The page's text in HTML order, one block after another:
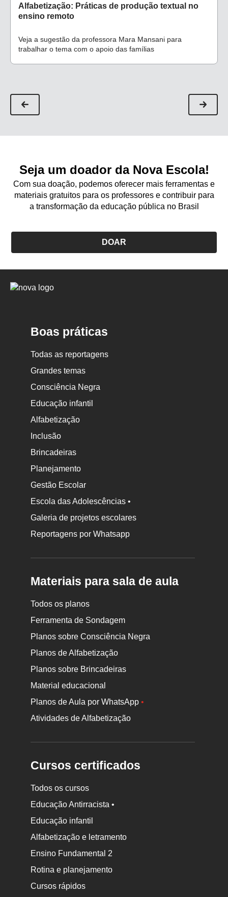
Alfabetização: Práticas de produção textual no
ensino remoto
Veja a sugestão da professora Mara Mansani para
trabalhar o tema com o apoio das famílias
Seja um doador da Nova Escola!
Com sua doação, podemos oferecer mais ferramentas e
materiais gratuitos para os professores e contribuir para
a transformação da educação pública no Brasil
DOAR
Logo
Boas práticas
Todas as reportagens
Grandes temas
Consciência Negra
Educação infantil
Alfabetização
Inclusão
Brincadeiras
Planejamento
Gestão Escolar
Escola das Adolescências •
Galeria de projetos escolares
Reportagens por Whatsapp
Materiais para sala de aula
Todos os planos
Ferramenta de Sondagem
Planos sobre Consciência Negra
Planos de Alfabetização
Planos sobre Brincadeiras
Material educacional
Planos de Aula por WhatsApp•
Atividades de Alfabetização
Cursos certificados
Todos os cursos
Educação Antirracista •
Educação infantil
Alfabetização e letramento
Ensino Fundamental 2
Rotina e planejamento
Cursos rápidos